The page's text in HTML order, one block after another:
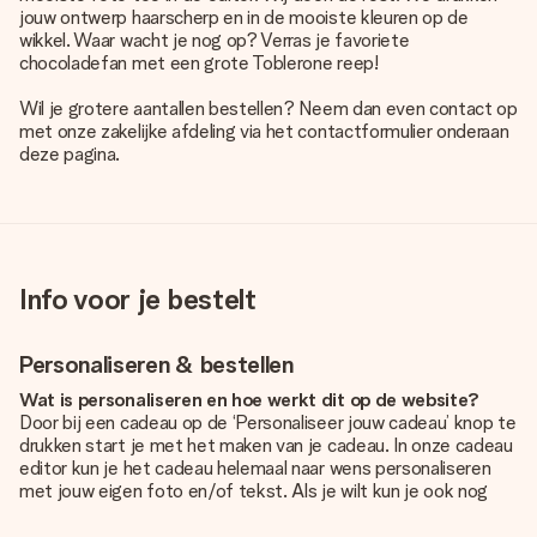
jouw ontwerp haarscherp en in de mooiste kleuren op de
wikkel. Waar wacht je nog op? Verras je favoriete
chocoladefan met een grote Toblerone reep!
Wil je grotere aantallen bestellen? Neem dan even contact op
met onze zakelijke afdeling via het contactformulier onderaan
deze pagina.
Info voor je bestelt
Personaliseren & bestellen
Wat is personaliseren en hoe werkt dit op de website?
Door bij een cadeau op de ‘Personaliseer jouw cadeau’ knop te
drukken start je met het maken van je cadeau. In onze cadeau
editor kun je het cadeau helemaal naar wens personaliseren
met jouw eigen foto en/of tekst. Als je wilt kun je ook nog